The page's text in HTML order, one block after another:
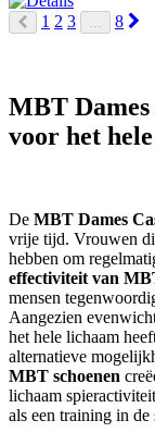
Prev
1 2 3 8
MBT Dames
voor het
De MBT Dames
vrije tijd. Vrouwen
hebben om
effectiviteit van
mensen
Aangezien
het hele lichaam
alternatieve
MBT schoenen
lichaam
als een training in de